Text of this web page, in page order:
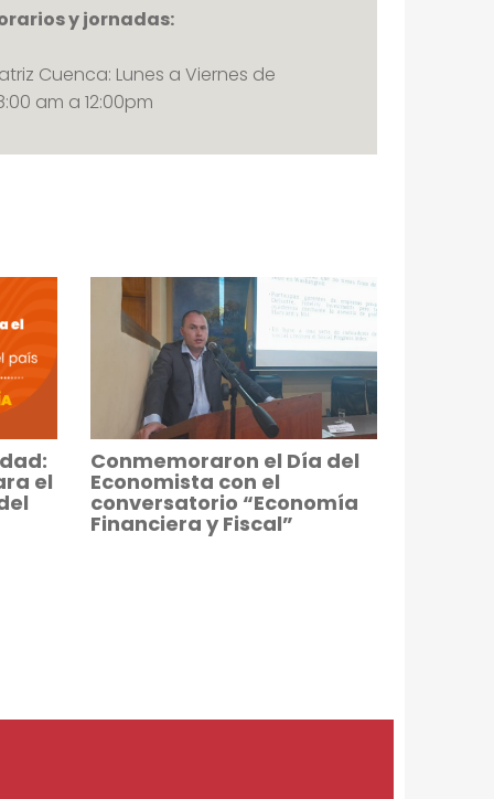
y jornadas:
Cuenca: Lunes a Viernes de
am a 12:00pm
el
Conmemoraron el Día del
Economista con el
conversatorio “Economía
Financiera y Fiscal”